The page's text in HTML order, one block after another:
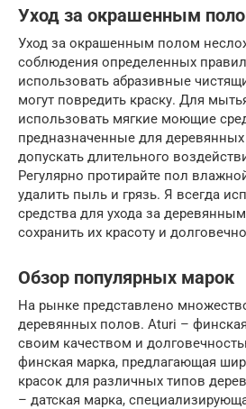
Уход за окрашенным
Уход за окрашенным полом
соблюдения определенных
использовать абразивные
могут повредить краску. Для
использовать мягкие моющие
предназначенные для
допускать длительного
Регулярно протирайте пол
удалить пыль и грязь. Я всегда
средства для ухода за
сохранить их красоту и
Обзор популярных марок
На рынке представлено
деревянных полов. Aturi –
своим качеством и
финская марка, предлагающая
красок для различных типов
– датская марка,